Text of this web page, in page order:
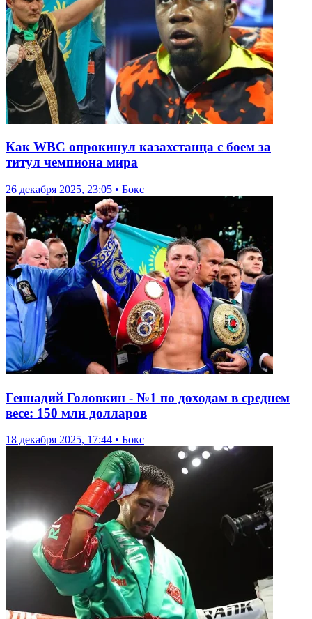
Как WBC опрокинул казахстанца с боем за
титул чемпиона мира
26 декабря 2025, 23:05 • Бокс
Геннадий Головкин - №1 по доходам в среднем
весе: 150 млн долларов
18 декабря 2025, 17:44 • Бокс